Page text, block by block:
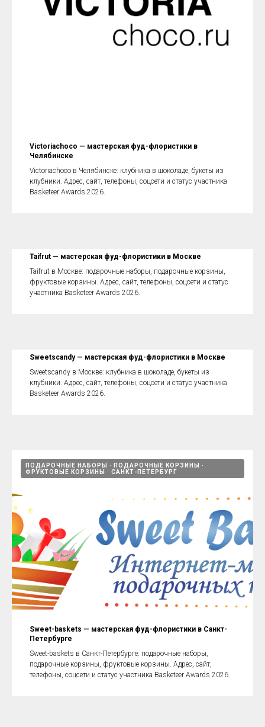
Victoriachoco — мастерская фуд-флористики в
Челябинске
Victoriachoco в Челябинске: клубника в шоколаде, букеты из
клубники. Адрес, сайт, телефоны, соцсети и статус участника
Basketeer Awards 2026.
Taifrut — мастерская фуд-флористики в Москве
Taifrut в Москве: подарочные наборы, подарочные корзины,
фруктовые корзины. Адрес, сайт, телефоны, соцсети и статус
участника Basketeer Awards 2026.
Sweetscandy — мастерская фуд-флористики в Москве
Sweetscandy в Москве: клубника в шоколаде, букеты из
клубники. Адрес, сайт, телефоны, соцсети и статус участника
Basketeer Awards 2026.
ПОДАРОЧНЫЕ НАБОРЫ
ПОДАРОЧНЫЕ КОРЗИНЫ
ФРУКТОВЫЕ КОРЗИНЫ
САНКТ-ПЕТЕРБУРГ
Sweet-baskets — мастерская фуд-флористики в Санкт-
Петербурге
Sweet-baskets в Санкт-Петербурге: подарочные наборы,
подарочные корзины, фруктовые корзины. Адрес, сайт,
телефоны, соцсети и статус участника Basketeer Awards 2026.